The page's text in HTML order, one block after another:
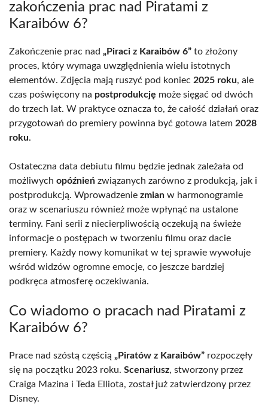
zakończenia prac nad Piratami z
Karaibów 6?
Zakończenie prac nad „Piraci z Karaibów 6” to złożony
proces, który wymaga uwzględnienia wielu istotnych
elementów. Zdjęcia mają ruszyć pod koniec 2025 roku, ale
czas poświęcony na postprodukcję może sięgać od dwóch
do trzech lat. W praktyce oznacza to, że całość działań oraz
przygotowań do premiery powinna być gotowa latem 2028
roku.
Ostateczna data debiutu filmu będzie jednak zależała od
możliwych opóźnień związanych zarówno z produkcją, jak i
postprodukcją. Wprowadzenie zmian w harmonogramie
oraz w scenariuszu również może wpłynąć na ustalone
terminy. Fani serii z niecierpliwością oczekują na świeże
informacje o postępach w tworzeniu filmu oraz dacie
premiery. Każdy nowy komunikat w tej sprawie wywołuje
wśród widzów ogromne emocje, co jeszcze bardziej
podkręca atmosferę oczekiwania.
Co wiadomo o pracach nad Piratami z
Karaibów 6?
Prace nad szóstą częścią „Piratów z Karaibów” rozpoczęły
się na początku 2023 roku. Scenariusz, stworzony przez
Craiga Mazina i Teda Elliota, został już zatwierdzony przez
Disney.